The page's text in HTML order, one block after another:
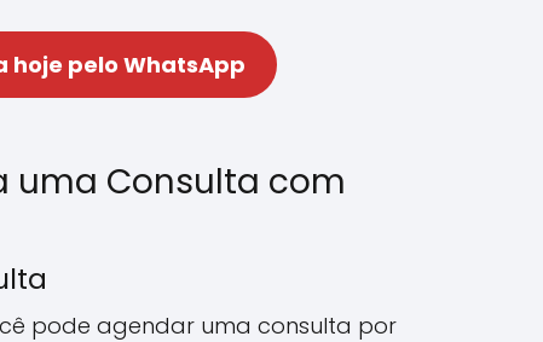
hoje pelo WhatsApp
uma Consulta com
pode agendar uma consulta por